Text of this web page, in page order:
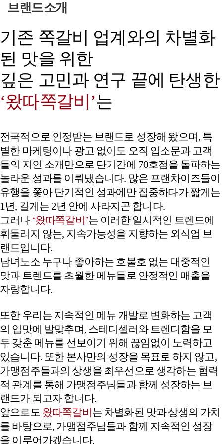
브랜드소개
기존 쪽갈비 업계와의 차별화
된 맛을 위한
깊은 고민과 연구 끝에 탄생한
‘왔따쪽갈비’는
전국적으로 인정받는 브랜드로 성장해 왔으며, 특
별한 마케팅이나 광고 없이도 오직 입소문과 고객
들의 지인 소개만으로 단기간에 70호점을 돌파하는
놀라운 성과를 이뤄냈습니다. 많은 프랜차이즈들이
유행을 쫓아 단기적인 성과에만 집중하다가 짧게는
1년, 길게는 2년 안에 사라지곤 합니다.
​​​​​​​그러나 ‘왔따쪽갈비’는 이러한 일시적인 트렌드에
휘둘리지 않는, 지속가능성을 지향하는 외식업 브
랜드입니다.
남녀노소 누구나 좋아하는 호불호 없는 대중적인
맛과 트렌드를 초월한 메뉴들로 안정적인 매출을
자랑합니다.
또한 우리는 지속적인 메뉴 개발로 변화하는 고객
의 입맛에 발맞추며, 스테디셀러와 트렌디함을 모
두 갖춘 메뉴를 선보이기 위해 끊임없이 노력하고
있습니다. 또한 본사만의 성장을 목표로 하지 않고,
가맹점주들과의 상생을 최우선으로 생각하는 협력
적 관계를 통해 가맹점주님들과 함께 성장하는 브
랜드가 되고자 합니다.
앞으로도 왔따쪽갈비는 차별화된 맛과 상생의 가치
를 바탕으로, 가맹점주님들과 함께 지속적인 성장
을 이루어가겠습니다.